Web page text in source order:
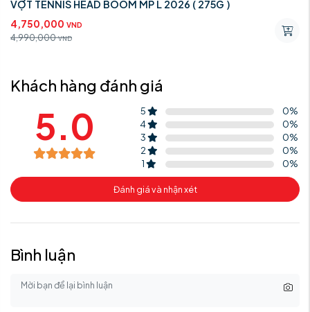
VỢT TENNIS HEAD BOOM MP L 2026 ( 275G )
4,750,000 VND
4,990,000 VND
Khách hàng đánh giá
5.0 5 0%
4
0%
3
0%
2
0%
1
0%
Đánh giá và nhận xét
Bình luận